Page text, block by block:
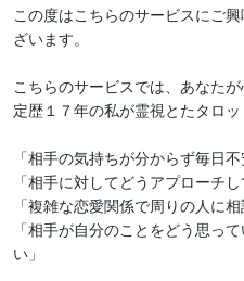
この度はこちらのサービスにご
ざいます。
こちらのサービスでは、あなた
定歴１７年の私が霊視とたタロ
「相手の気持ちが分からず毎日
「相手に対してどうアプローチ
「複雑な恋愛関係で周りの人に相
「相手が自分のことをどう思っ
い」